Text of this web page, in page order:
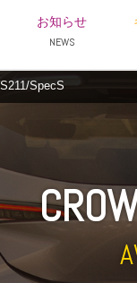
お知らせ
NEWS
SpecS